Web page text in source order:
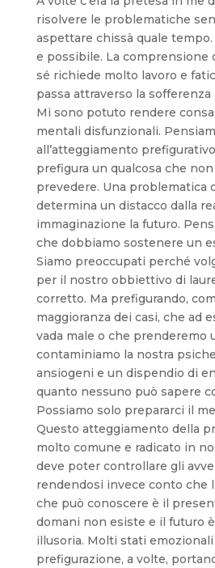
risolvere le problematiche
aspettare chissà quale
e possibile. La comprensione
sé richiede molto lavoro e
passa attraverso la
Mi sono potuto rendere
mentali disfunzionali.
all’atteggiamento
prefigura un qualcosa che
prevedere. Una problematica
determina un distacco dalla
immaginazione la futuro.
che dobbiamo sostenere un
Siamo preoccupati perché
per il nostro obbiettivo di
corretto. Ma prefigurando,
maggioranza dei casi, che ad
vada male o che prenderemo
contaminiamo la nostra
ansiogeni e un dispendio di
quanto nessuno può sapere
Possiamo solo prepararci il
Questo atteggiamento della
molto comune e radicato in
deve poter controllare gli
rendendosi invece conto che
che può conoscere è il
domani non esiste e il futuro
illusoria. Molti stati
prefigurazione, a volte,